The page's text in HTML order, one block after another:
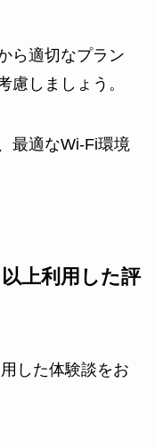
ら適切なプラン
慮しましょう。
最適なWi-Fi環境
上利用した評
した体験談をお